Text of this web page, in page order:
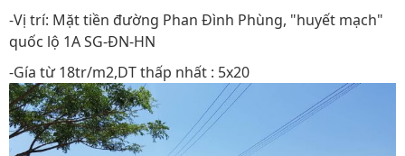
-Vị trí: Mặt tiền đường Phan Đình Phùng, "huyết mạch"
quốc lộ 1A SG-ĐN-HN
-Gía từ 18tr/m2,DT thấp nhất : 5x20